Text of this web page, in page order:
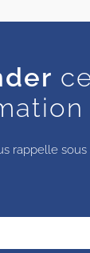
rappelle sous